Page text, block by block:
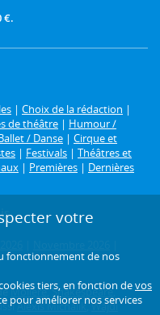
€.
| Choix de la rédaction |
de théâtre | Humour /
/ Danse | Cirque et
| Festivals | Théâtres et
| Premières | Dernières
Molière,Shakespeare,
Alexis Michalik,Wajdi
votre
fonctionnement de nos
cookies tiers, en fonction devos
pour améliorer nos services